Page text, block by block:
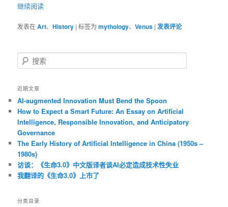
继续阅读
发表在Art、History |标签为 mythology、Venus |发表评论
搜
索
近期文章
AI-augmented Innovation Must Bend the Spoon
How to Expect a Smart Future: An Essay on Artificial
Intelligence, Responsible Innovation, and Anticipatory
Governance
The Early History of Artificial Intelligence in China (1950s –
1980s)
访谈：《生命3.0》中文版译者谈AI必定造成技术性失业
我翻译的《生命3.0》上市了
分类目录